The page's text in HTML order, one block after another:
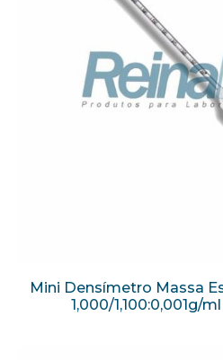
Mini Densímetro Massa
1,000/1,100:0,001g/